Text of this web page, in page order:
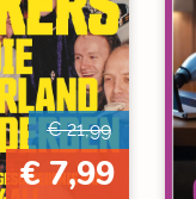
€ 21,99
€ 7,99